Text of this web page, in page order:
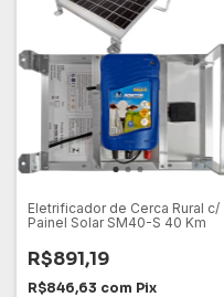
Eletrificador de Cerca Rural c/
Painel Solar SM40-S 40 Km
R$891,19
R$846,63 com Pix